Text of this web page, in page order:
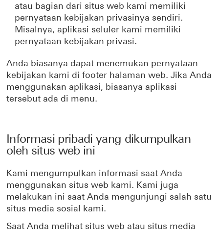
atau bagian dari situs web kami memiliki
pernyataan kebijakan privasinya sendiri.
Misalnya, aplikasi seluler kami memiliki
pernyataan kebijakan privasi.
Anda biasanya dapat menemukan pernyataan
kebijakan kami di footer halaman web. Jika Anda
menggunakan aplikasi, biasanya aplikasi
tersebut ada di menu.
Informasi pribadi yang dikumpulkan
oleh situs web ini
Kami mengumpulkan informasi saat Anda
menggunakan situs web kami. Kami juga
melakukan ini saat Anda mengunjungi salah satu
situs media sosial kami.
Saat Anda melihat situs web atau situs media